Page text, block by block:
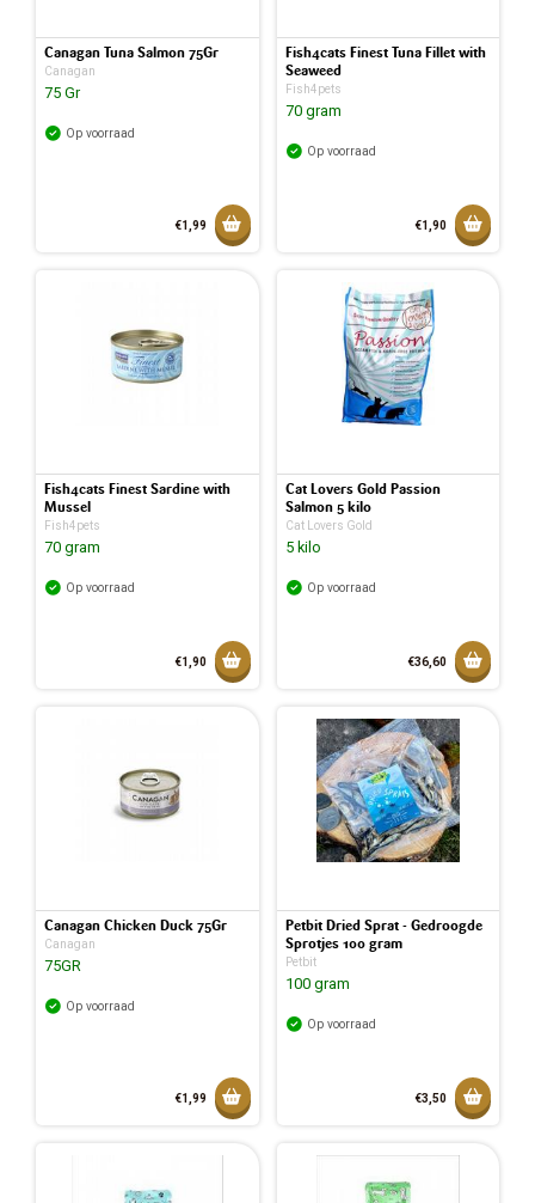
Canagan Tuna Salmon 75Gr
Canagan
75 Gr
Op voorraad
€1,99 Toevoegen aan mandje
Toegevoegd aan mandje
Fish4cats Finest Tuna Fillet with
Seaweed
Fish4pets
70 gram
Op voorraad
€1,90
Fish4cats Finest Sardine with
Mussel
Fish4pets
70 gram
Op voorraad
€1,90 Toevoegen aan mandje
Toegevoegd aan mandje
Cat Lovers Gold Passion
Salmon 5 kilo
Cat Lovers Gold
5 kilo
Op voorraad
€36,60
Canagan Chicken Duck 75Gr
Canagan
75GR
Op voorraad
€1,99 Toevoegen aan mandje
Petbit Dried Sprat - Gedroogde
Sprotjes 100 gram
Petbit
100 gram
Op voorraad
€3,50